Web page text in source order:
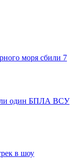
моря сбили 7
один БПЛА ВСУ
в шоу